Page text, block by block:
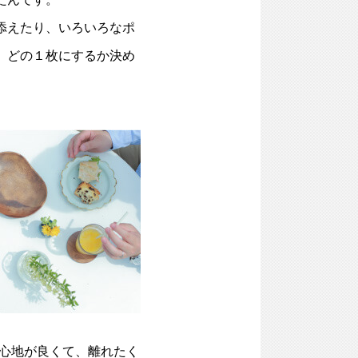
えたり、いろいろなポ
どの１枚にするか決め
地が良くて、離れたく